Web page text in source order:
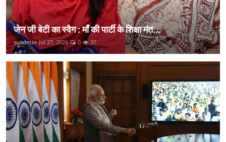
जेन जी बेटी का स्वैग : माँ की पार्टी के शिक्षा मंत...
suadmin Jul 27, 2026 0 37